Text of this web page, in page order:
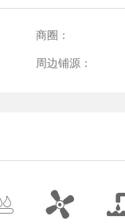
商圈：
周边铺源：
